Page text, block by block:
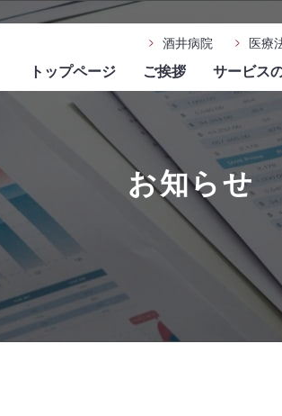
酒井病院 医療
トップページ ご挨拶 サービス
お知らせ